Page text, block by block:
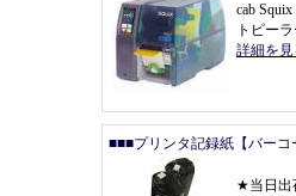
cab
トピー
詳細を
■■■プリンタ記録紙【バー
★当日